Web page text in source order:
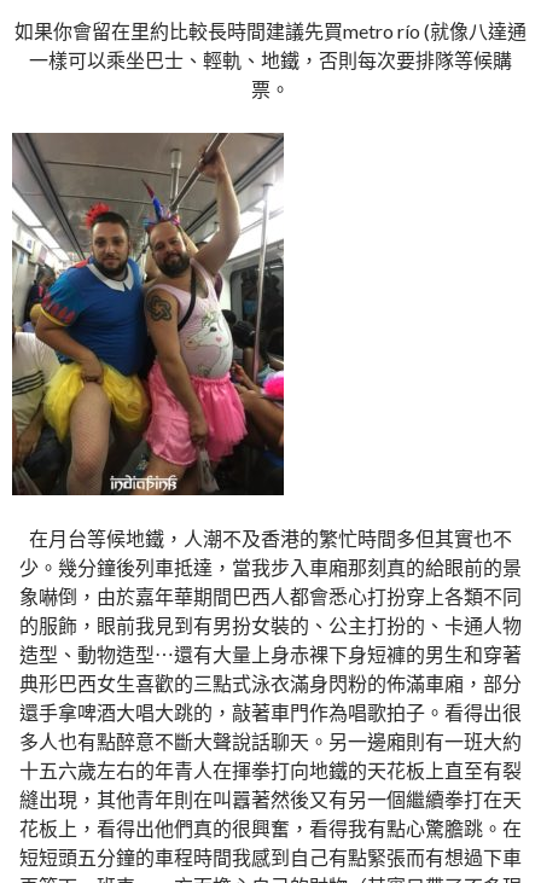
如果你會留在里約比較長時間建議先買metro río (就像八達通
一樣可以乘坐巴士、輕軌、地鐵，否則每次要排隊等候購
票。
在月台等候地鐵，人潮不及香港的繁忙時間多但其實也不
少。幾分鐘後列車抵達，當我步入車廂那刻真的給眼前的景
象嚇倒，由於嘉年華期間巴西人都會悉心打扮穿上各類不同
的服飾，眼前我見到有男扮女裝的、公主打扮的、卡通人物
造型、動物造型⋯還有大量上身赤裸下身短褲的男生和穿著
典形巴西女生喜歡的三點式泳衣滿身閃粉的佈滿車廂，部分
還手拿啤酒大唱大跳的，敲著車門作為唱歌拍子。看得出很
多人也有點醉意不斷大聲說話聊天。另一邊廂則有一班大約
十五六歲左右的年青人在揮拳打向地鐵的天花板上直至有裂
縫出現，其他青年則在叫囂著然後又有另一個繼續拳打在天
花板上，看得出他們真的很興奮，看得我有點心驚膽跳。在
短短頭五分鐘的車程時間我感到自己有點緊張而有想過下車